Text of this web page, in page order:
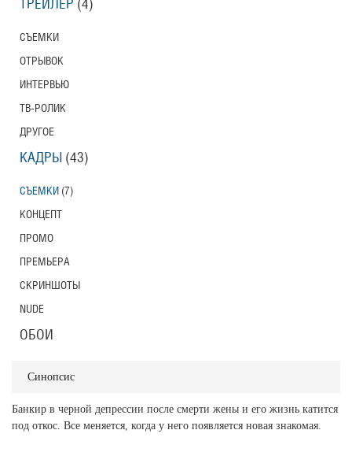
Синопсис
Банкир в черной депрессии после смерти жены и его жизнь катится
под откос. Все меняется, когда у него появляется новая знакомая.
ТРЕЙЛЕР (4)
СЪЕМКИ
ОТРЫВОК
ИНТЕРВЬЮ
ТВ-РОЛИК
ДРУГОЕ
КАДРЫ (43)
СЪЕМКИ (7)
КОНЦЕПТ
ПРОМО
ПРЕМЬЕРА
СКРИНШОТЫ
NUDE
ОБОИ